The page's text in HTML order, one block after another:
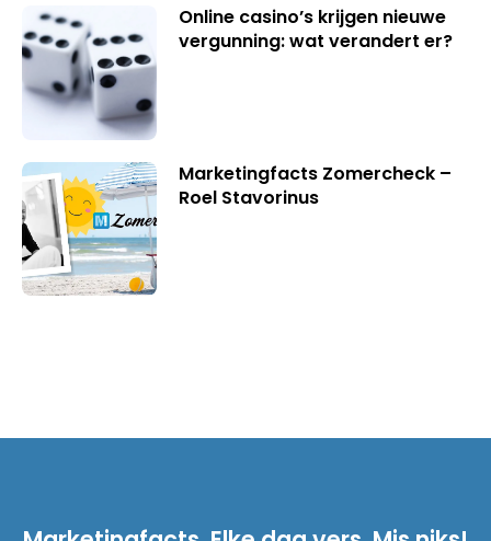
Online casino’s krijgen nieuwe
vergunning: wat verandert er?
Marketingfacts Zomercheck –
Roel Stavorinus